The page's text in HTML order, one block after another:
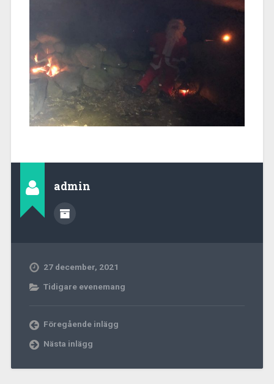
admin
27 december, 2021
Tidigare evenemang
Föregående inlägg
Nästa inlägg